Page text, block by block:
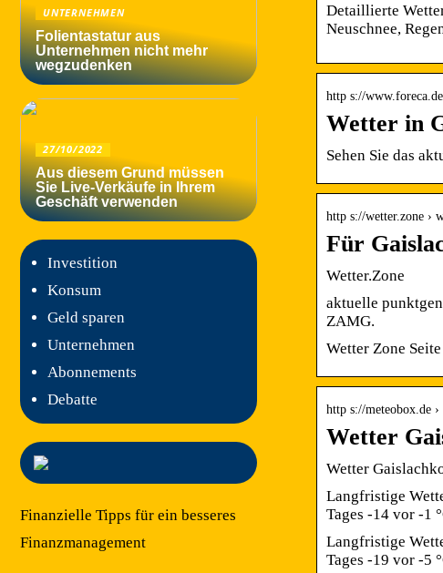
Detaillierte
Neuschnee,
http s://
Wetter in
Sehen Sie das
http s://wetter.zone ›
Für
Wetter.Zone
aktuelle
ZAMG.
Wetter Zone Seite
http s://meteobox.de
Wetter
Wetter
Langfristige
Tages -14 vor -1
Langfristige
Tages -19 vor -5
UNTERNEHMEN
Folientastatur aus
Unternehmen nicht mehr
wegzudenken
27/10/2022
Aus diesem Grund müssen
Sie Live-Verkäufe in Ihrem
Geschäft verwenden
Investition
Konsum
Geld sparen
Unternehmen
Abonnements
Debatte
Finanzielle Tipps für ein besseres
Finanzmanagement